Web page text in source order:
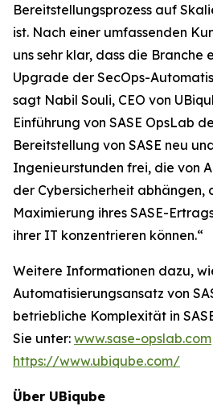
Bereitstellungsprozess auf
ist. Nach einer umfassenden
uns sehr klar, dass die Branche
Upgrade der SecOps-
sagt Nabil Souli, CEO von
Einführung von SASE OpsLab
Bereitstellung von SASE neu
Ingenieurstunden frei, die von
der Cybersicherheit abhängen,
Maximierung ihres SASE-
ihrer IT konzentrieren können.“
Weitere Informationen dazu,
Automatisierungsansatz von
betriebliche Komplexität in
Sie unter: www.sase-opslab.com
https://www.ubiqube.com/
Über UBiqube